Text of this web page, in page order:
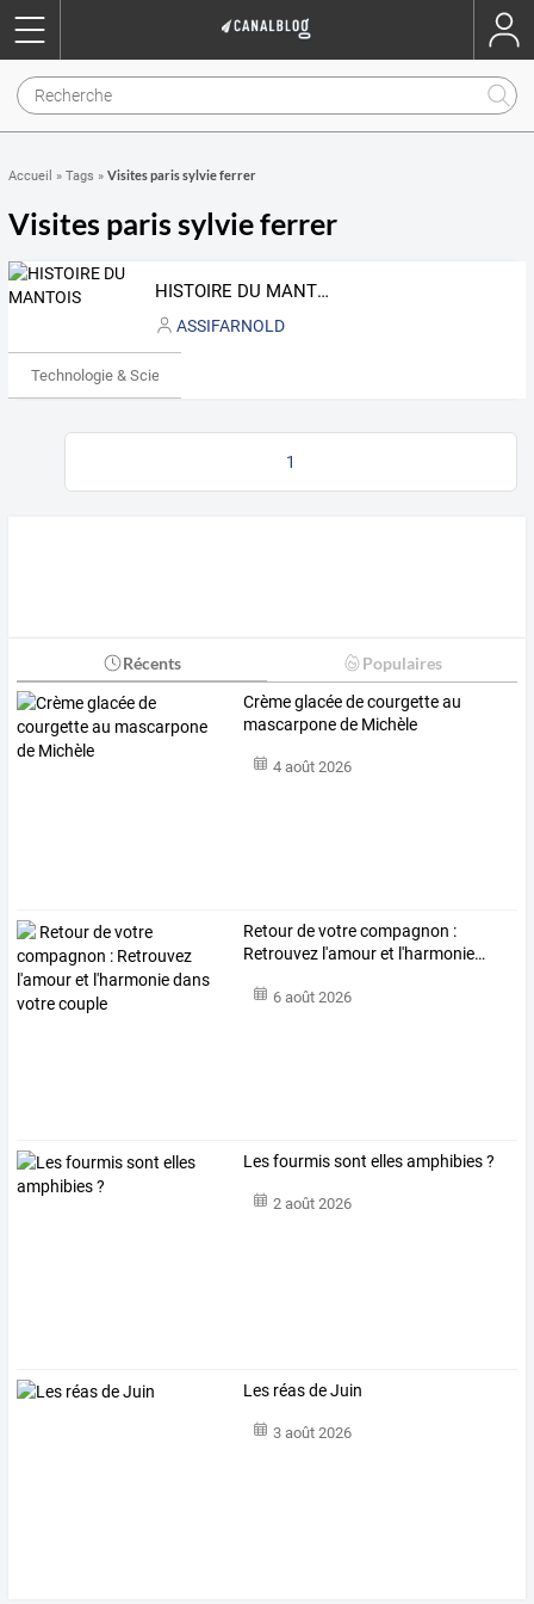
Accueil » Tags » Visites paris sylvie ferrer
Visites paris sylvie ferrer
HISTOIRE DU MANTOIS
ASSIFARNOLD
Technologie & Science
1
Récents Populaires
Crème glacée de courgette au
mascarpone de Michèle
4 août 2026
Retourdevotrecompagnon :
Retrouvez l'amouret l'harmonie…
6 août 2026
Les fourmis sont elles amphibies ?
2 août 2026
Les réas de Juin
3 août 2026